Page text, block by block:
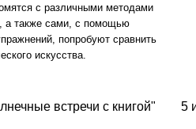
с различными методами
а также сами, с помощью
попробуют сравнить
искусства.
встречи с книгой" 5